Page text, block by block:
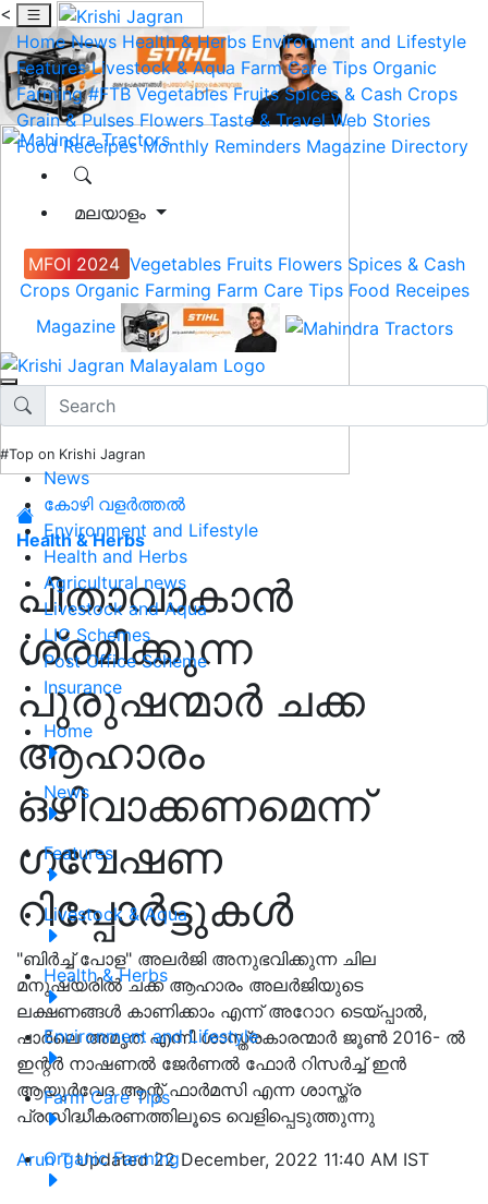
<
Home News Health & Herbs Environment and Lifestyle
Features Livestock & Aqua Farm Care Tips Organic
Farming #FTB Vegetables Fruits Spices & Cash Crops
Grain & Pulses Flowers Taste & Travel Web Stories
Food Receipes Monthly Reminders Magazine Directory
മലയാളം
MFOI 2024 Vegetables Fruits Flowers Spices & Cash
Crops Organic Farming Farm Care Tips Food Receipes
Magazine
#Top on Krishi Jagran
News
കോഴി വളർത്തൽ
Environment and Lifestyle
Health and Herbs
Agricultural news
Livestock and Aqua
LIC Schemes
Post Office Scheme
Insurance
Home
News
Features
Livestock & Aqua
Health & Herbs
Environment and Lifestyle
Farm Care Tips
Organic Farming
Health & Herbs
പിതാവാകാൻ
ശ്രമിക്കുന്ന
പുരുഷന്മാർ ചക്ക
ആഹാരം
ഒഴിവാക്കണമെന്ന്
ഗവേഷണ
റിപ്പോർട്ടുകൾ
"ബിർച്ച് പോള" അലർജി അനുഭവിക്കുന്ന ചില
മനുഷ്യരിൽ ചക്ക ആഹാരം അലർജിയുടെ
ലക്ഷണങ്ങൾ കാണിക്കാം എന്ന് അറോറ ടെയ്പ്പാൽ,
പാർലെ അമൃത എന്നീ ശാസ്ത്രകാരന്മാർ ജൂൺ 2016- ൽ
ഇന്റർ നാഷണൽ ജേർണൽ ഫോർ റിസർച്ച് ഇൻ
ആയുർവേദ ആന്റ് ഫാർമസി എന്ന ശാസ്ത്ര
പ്രസിദ്ധീകരണത്തിലൂടെ വെളിപ്പെടുത്തുന്നു
Arun TUpdated 22 December, 2022 11:40 AM IST